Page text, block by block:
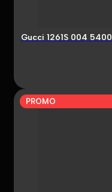
Gucci 1261S 004 5400
PROMO